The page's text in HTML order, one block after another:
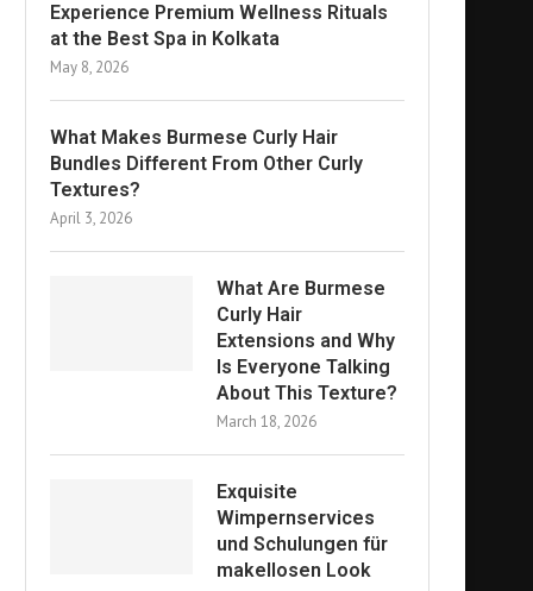
Experience Premium Wellness Rituals
at the Best Spa in Kolkata
May 8, 2026
What Makes Burmese Curly Hair
Bundles Different From Other Curly
Textures?
April 3, 2026
What Are Burmese
Curly Hair
Extensions and Why
Is Everyone Talking
About This Texture?
March 18, 2026
Exquisite
Wimpernservices
und Schulungen für
makellosen Look